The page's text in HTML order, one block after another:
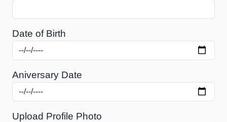
Date of Birth
Aniversary Date
Upload Profile Photo